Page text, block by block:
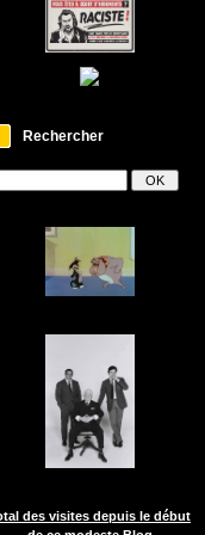
Rechercher
des visites depuis le début